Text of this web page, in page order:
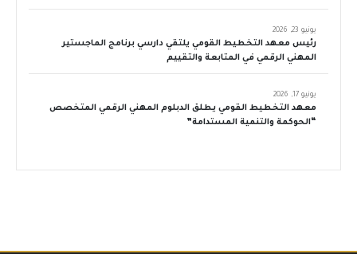
رئيس معهد التخطيط القومي يلتقي دارسي برنامج الماجستير
المهني الرقمي في المتابعة والتقييم
يونيو 23, 2026
معهد التخطيط القومي يطلق الدبلوم المهني الرقمي المتخصص
“الحوكمة والتنمية المستدامة”
يونيو 17, 2026